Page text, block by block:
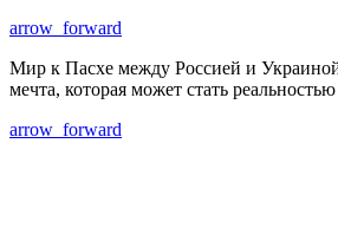
arrow_forward
Мир к Пасхе между Россией и
мечта, которая может стать реальностью
arrow_forward